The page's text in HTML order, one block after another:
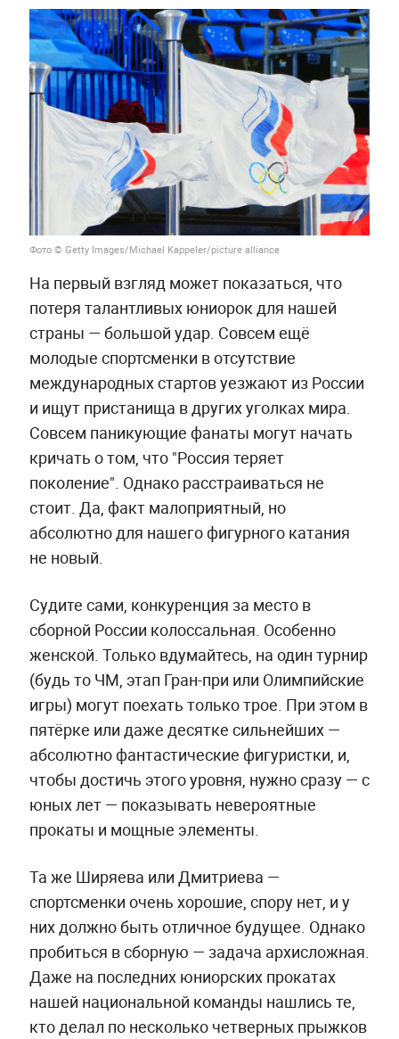
Фото © Getty Images/Michael Kappeler/picture alliance
На первый взгляд может показаться, что
потеря талантливых юниорок для нашей
страны — большой удар. Совсем ещё
молодые спортсменки в отсутствие
международных стартов уезжают из России
и ищут пристанища в других уголках мира.
Совсем паникующие фанаты могут начать
кричать о том, что "Россия теряет
поколение". Однако расстраиваться не
стоит. Да, факт малоприятный, но
абсолютно для нашего фигурного катания
не новый.
Судите сами, конкуренция за место в
сборной России колоссальная. Особенно
женской. Только вдумайтесь, на один турнир
(будь то ЧМ, этап Гран-при или Олимпийские
игры) могут поехать только трое. При этом в
пятёрке или даже десятке сильнейших —
абсолютно фантастические фигуристки, и,
чтобы достичь этого уровня, нужно сразу — с
юных лет — показывать невероятные
прокаты и мощные элементы.
Та же Ширяева или Дмитриева —
спортсменки очень хорошие, спору нет, и у
них должно быть отличное будущее. Однако
пробиться в сборную — задача архисложная.
Даже на последних юниорских прокатах
нашей национальной команды нашлись те,
кто делал по несколько четверных прыжков